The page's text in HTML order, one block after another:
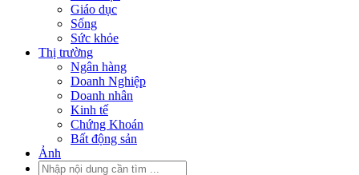
Giáo dục
Sống
Sức khỏe
Thị trường
Ngân hàng
Doanh Nghiệp
Doanh nhân
Kinh tế
Chứng Khoán
Bất động sản
Ảnh